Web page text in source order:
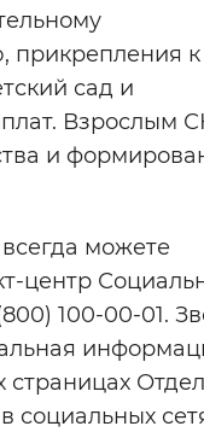
прикрепления к
сад и
Взрослым
и
можете
центр
100-00-01.
социальных